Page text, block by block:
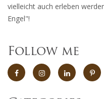
vielleicht auch erleben
Engel"!
Follow me